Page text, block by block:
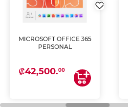
MICROSOFT OFFICE 365
PERSONAL
₡42,500.00